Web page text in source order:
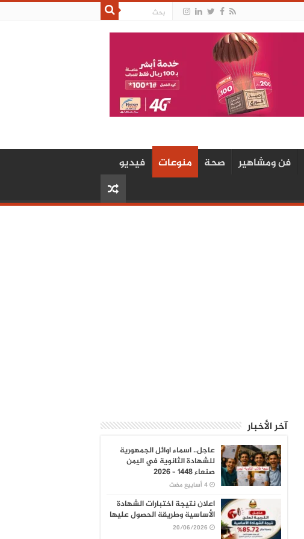
فن ومشاهير صحة منوعات فيديو
آخر الأخبار
عاجل.. اسماء اوائل الجمهورية
للشهادة الثانوية في اليمن
صنعاء 1448 – 2026
اعلان نتيجة اختبارات الشهادة
الأساسية وطريقة الحصول عليها
20/06/2026